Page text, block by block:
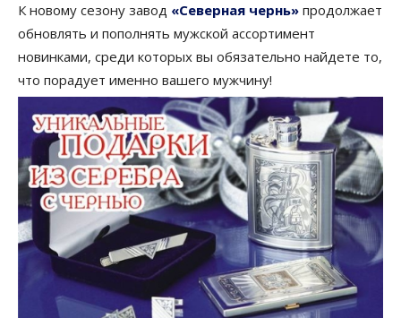
К новому сезону завод «Северная чернь» продолжает
обновлять и пополнять мужской ассортимент
новинками, среди которых вы обязательно найдете то,
что порадует именно вашего мужчину!